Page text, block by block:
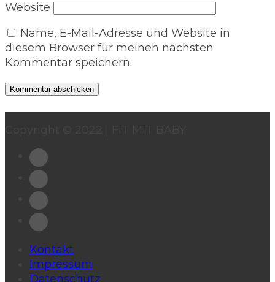
Website
Name, E-Mail-Adresse und Website in
diesem Browser für meinen nächsten
Kommentar speichern.
Kontakt
Impressum
Datenschutz